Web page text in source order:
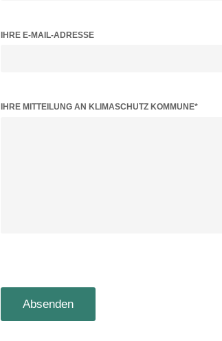
IHRE E-MAIL-ADRESSE
BITTE LASSE DIESES FELD LEER.
IHRE MITTEILUNG AN KLIMASCHUTZ KOMMUNE*